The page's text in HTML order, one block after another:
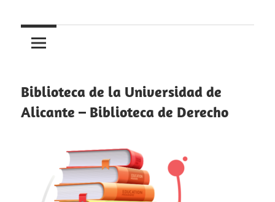
Biblioteca de la Universidad de
Alicante – Biblioteca de Derecho